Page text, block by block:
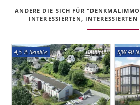
ANDERE DIE SICH FÜR
INTERESSIERTEN,
DA00609
4,5 % Rendite KfW 40